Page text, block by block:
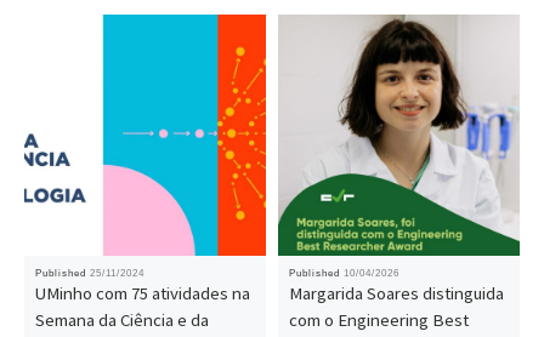
Published 25/11/2024
UMinho com 75 atividades na
Semana da Ciência e da
Published 10/04/2026
Margarida Soares distinguida
com o Engineering Best